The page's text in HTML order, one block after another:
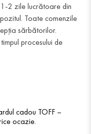
2 zile lucrătoare din
Toate comenzile
sărbătorilor.
procesului de
cadou TOFF –
ocazie.